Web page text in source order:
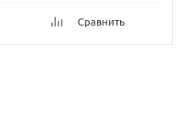
Сравнить